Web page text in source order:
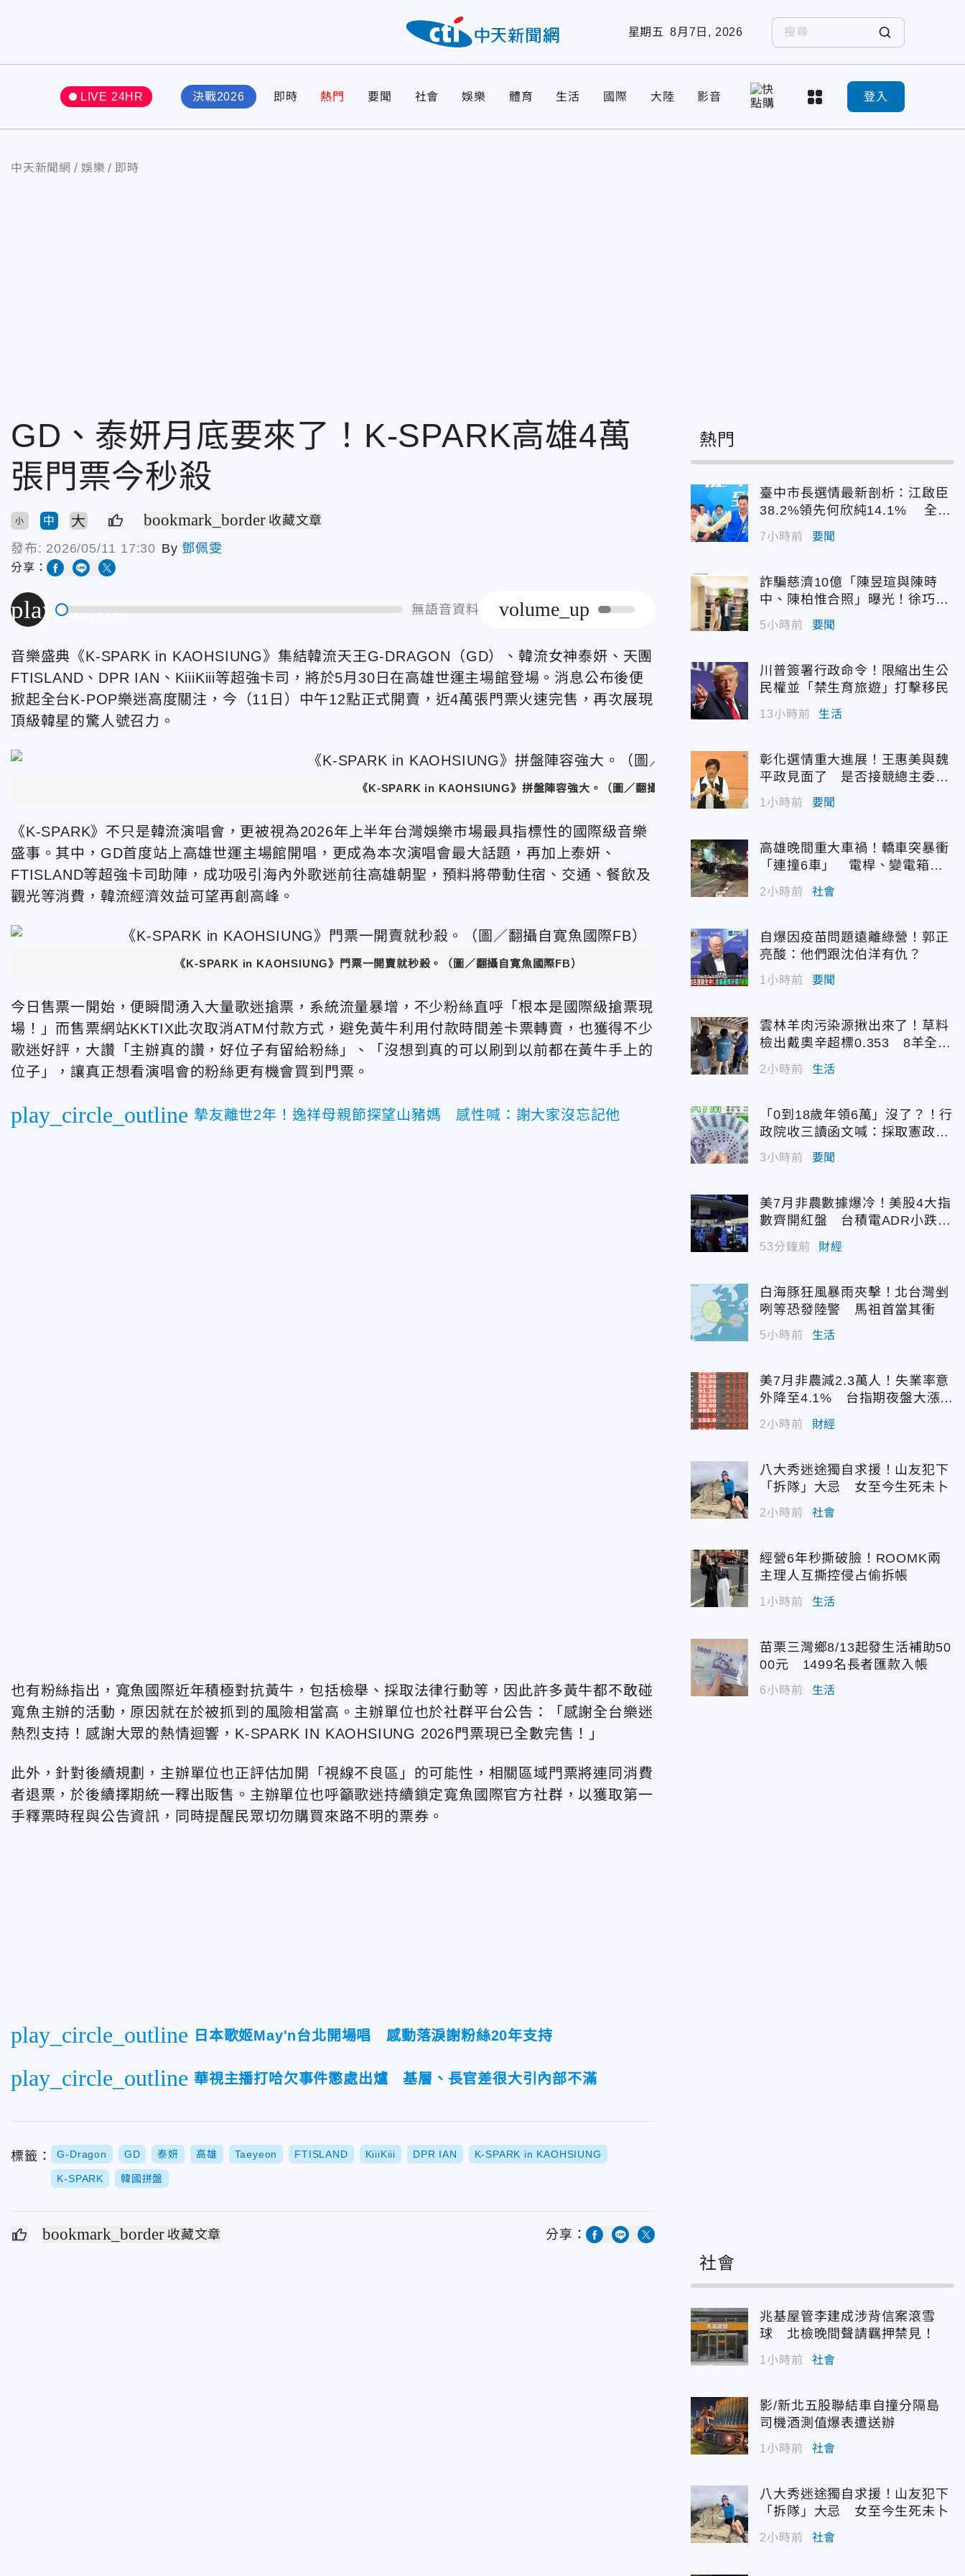
星期五 8月7日, 2026
LIVE 24HR 決戰2026 即時 熱門 要聞 社會 娛樂 體育 生活 國際 大陸 影音 登入
中天新聞網 娛樂 即時
GD、泰妍月底要來了！K-SPARK高雄4萬
張門票今秒殺
小 中 大 bookmark_border 收藏文章
發布: 2026/05/11 17:30 By 鄧佩雯
分享：
play_arrow 無語音資料 volume_up
音樂盛典《K-SPARK in KAOHSIUNG》集結韓流天王G-DRAGON （GD）、韓流女神泰妍、天團
FTISLAND 、 DPR IAN 、 KiiiKiii等超強卡司，將於5月 30 日在高雄世運主場館登場。消息公布後便
掀起全台K-POP樂迷高度關注，今（11 日）中午12點正式開賣，近4萬張門票火速完售，再次展現
頂級韓星的驚人號召力。
《K-SPARK in KAOHSIUNG》拼盤陣容強大。（圖／翻攝自寛魚國際FB）
《K-SPARK》不只是韓流演唱會，更被視為2026年上半年台灣娛樂市場最具指標性的國際級音樂
盛事。其中， GD首度站上高雄世運主場館開唱，更成為本次演唱會最大話題，再加上泰妍、
FTISLAND等超強卡司助陣，成功吸引海內外歌迷前往高雄朝聖，預料將帶動住宿、交通、餐飲及
觀光等消費，韓流經濟效益可望再創高峰。
《K-SPARK in KAOHSIUNG》門票一開賣就秒殺。（圖／翻攝自寛魚國際FB）
今日售票一開始，便瞬間湧入大量歌迷搶票，系統流量暴增，不少粉絲直呼「根本是國際級搶票現
場！」而售票網站KKTIX此次取消ATM付款方式，避免黃牛利用付款時間差卡票轉賣，也獲得不少
歌迷好評，大讚「主辦真的讚，好位子有留給粉絲」、「沒想到真的可以刷到以前都在黃牛手上的
位子」，讓真正想看演唱會的粉絲更有機會買到門票。
play_circle_outline 摯友離世2年！逸祥母親節探望山豬媽 感性喊：謝大家沒忘記他
也有粉絲指出，寬魚國際近年積極對抗黃牛，包括檢舉、採取法律行動等，因此許多黃牛都不敢碰
寬魚主辦的活動，原因就在於被抓到的風險相當高。主辦單位也於社群平台公告：「感謝全台樂迷
熱烈支持！感謝大眾的熱情迴響， K-SPARK IN KAOHSIUNG 2026門票現已全數完售！」
此外，針對後續規劃，主辦單位也正評估加開「視線不良區」的可能性，相關區域門票將連同消費
者退票，於後續擇期統一釋出販售。主辦單位也呼籲歌迷持續鎖定寬魚國際官方社群，以獲取第一
手釋票時程與公告資訊，同時提醒民眾切勿購買來路不明的票券。
play_circle_outline 日本歌姬May'n台北開場唱 感動落淚謝粉絲20年支持
play_circle_outline 華視主播打哈欠事件懲處出爐 基層、長官差很大引內部不滿
標籤： G-Dragon GD 泰妍 高雄 Taeyeon FTISLAND KiiiKiii DPR IAN K-SPARK in KAOHSIUNG
K-SPARK 韓國拼盤
bookmark_border 收藏文章 分享：
熱門
臺中市長選情最新剖析：江啟臣
38.2%領先何欣純14.1% 全世
代支持度全面居首
7小時前 要聞
詐騙慈濟10億「陳昱瑄與陳時
中、陳柏惟合照」曝光！徐巧芯
震撼出手
5小時前 要聞
川普簽署行政命令！限縮出生公
民權並「禁生育旅遊」打擊移民
13小時前 生活
彰化選情重大進展！王惠美與魏
平政見面了 是否接競總主委態
度曝光
1小時前 要聞
高雄晚間重大車禍！轎車突暴衝
「連撞6車」 電桿、變電箱全
遭殃
2小時前 社會
自爆因疫苗問題遠離綠營！郭正
亮酸：他們跟沈伯洋有仇？
1小時前 要聞
雲林羊肉污染源揪出來了！草料
檢出戴奧辛超標0.353 8羊全撲
殺化製
2小時前 生活
「0到18歲年領6萬」沒了？！行
政院收三讀函文喊：採取憲政作
為
3小時前 要聞
美7月非農數據爆冷！美股4大指
數齊開紅盤 台積電ADR小跌0.
45%
53分鐘前 財經
白海豚狂風暴雨夾擊！北台灣剉
咧等恐發陸警 馬祖首當其衝
5小時前 生活
美7月非農減2.3萬人！失業率意
外降至4.1% 台指期夜盤大漲7
45點
2小時前 財經
八大秀迷途獨自求援！山友犯下
「拆隊」大忌 女至今生死未卜
2小時前 社會
經營6年秒撕破臉！ROOMK兩
主理人互撕控侵占偷拆帳
1小時前 生活
苗栗三灣鄉8/13起發生活補助50
00元 1499名長者匯款入帳
6小時前 生活
社會
兆基屋管李建成涉背信案滾雪
球 北檢晚間聲請羈押禁見！
1小時前 社會
影/新北五股聯結車自撞分隔島
司機酒測值爆表遭送辦
1小時前 社會
八大秀迷途獨自求援！山友犯下
「拆隊」大忌 女至今生死未卜
2小時前 社會